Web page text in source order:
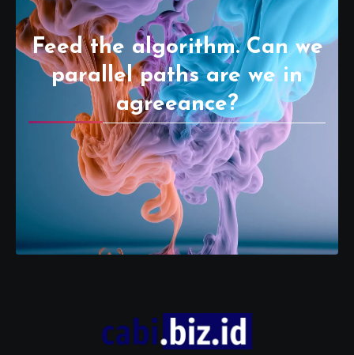
Feed the algorithm. Can we
parallel paths are we in
agreeance?